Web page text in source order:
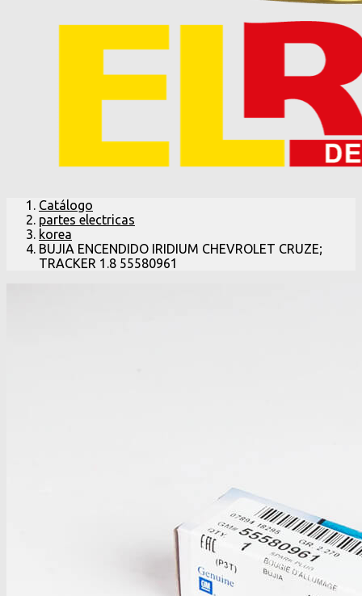
Catálogo
partes electricas
korea
BUJIA ENCENDIDO IRIDIUM CHEVROLET CRUZE;
TRACKER 1.8 55580961